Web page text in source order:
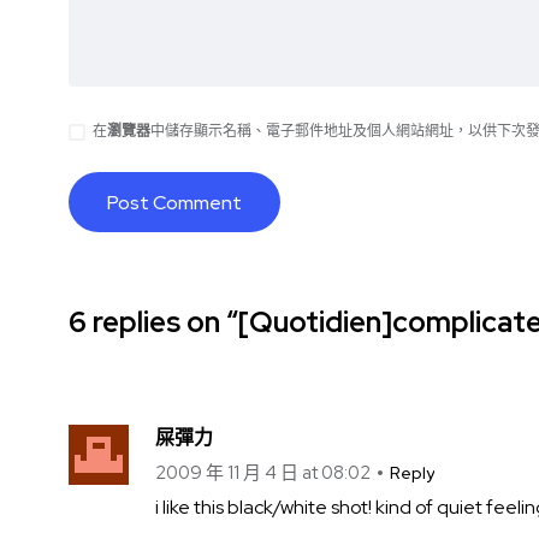
在瀏覽器中儲存顯示名稱、電子郵件地址及個人網站網址，以供下次
6 replies on
屎彈力
2009 年 11 月 4 日 at 08:02 Reply
i like this black/white shot! kind of quiet